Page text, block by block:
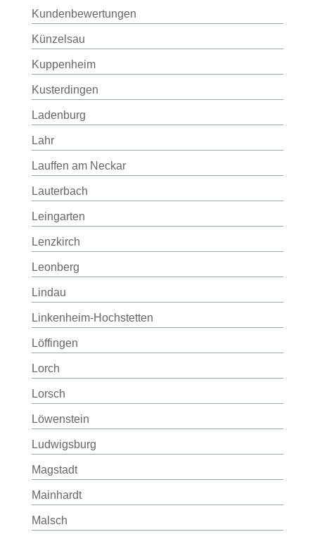
Kundenbewertungen
Künzelsau
Kuppenheim
Kusterdingen
Ladenburg
Lahr
Lauffen am Neckar
Lauterbach
Leingarten
Lenzkirch
Leonberg
Lindau
Linkenheim-Hochstetten
Löffingen
Lorch
Lorsch
Löwenstein
Ludwigsburg
Magstadt
Mainhardt
Malsch